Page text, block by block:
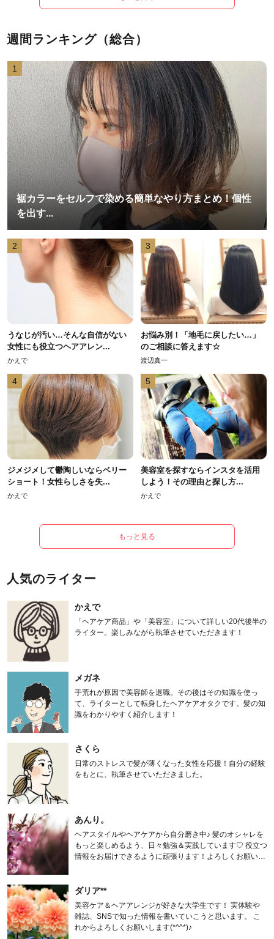
週間ランキング（総合）
1
裾カラーをセルフで染める簡単なやり方まとめ！個性
を出す...
2
うなじが汚い…そんな自信がない
女性にも役立つヘアアレン...
かえで
3
お悩み別！「地毛に戻したい…」
のご相談に答えます☆
渡辺真一
4
ジメジメして鬱陶しいならベリー
ショート！女性らしさを失...
かえで
5
美容室を探すならインスタを活用
しよう！その理由と探し方...
かえで
もっと見る
人気のライター
かえで
「ヘアケア商品」や「美容室」について詳しい20代後半の
ライター。楽しみながら執筆させていただきます！
メガネ
手荒れが原因で美容師を退職。その後はその知識を使っ
て、ライターとして転身したヘアケアオタクです。髪の知
識をわかりやすく紹介します！
さくら
日常のストレスで髪が薄くなった女性を応援！自分の経験
をもとに、執筆させていただきました。
あんり。
ヘアスタイルやヘアケアから自分磨き中♪ 髪のオシャレを
もっと楽しめるよう、日々勉強＆実践しています♡ 役立つ
情報をお届けできるように頑張ります！よろしくお願いし
ダリア**
美容ケア＆ヘアアレンジが好きな大学生です！ 実体験や
雑誌、SNSで知った情報を書いていこうと思います。 こ
れからよろしくお願いします(*^^*)♪